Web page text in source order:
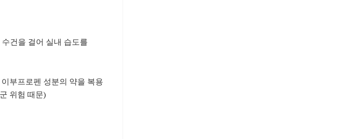
건을 걸어 실내 습도를
부프로펜 성분의 약을 복용
위험 때문)